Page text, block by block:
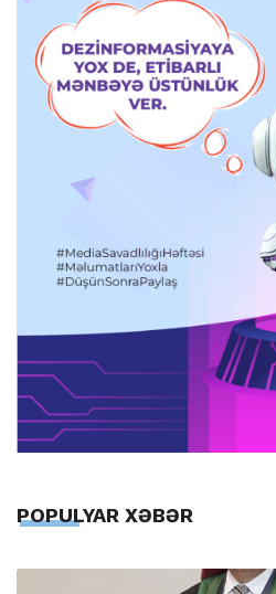
POPULYAR XƏBƏR